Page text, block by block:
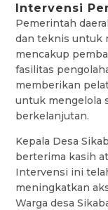
Intervensi
Pemerintah
dan teknis untuk
mencakup
fasilitas
memberikan
untuk mengelola
berkelanjutan.
Kepala Desa
berterima kasih
Intervensi ini
meningkatkan
Warga desa